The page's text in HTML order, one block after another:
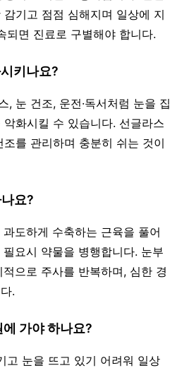
기고 점점 심해지며 일상에 지
되면 진료로 구별해야 합니다.
키나요?
, 눈 건조, 운전·독서처럼 눈을 집
화시킬 수 있습니다. 선글라스
를 관리하며 충분히 쉬는 것이
요?
도하게 수축하는 근육을 풀어
요시 약물을 병행합니다. 눈부
으로 주사를 반복하며, 심한 경
.
가야 하나요?
고 눈을 뜨고 있기 어려워 일상